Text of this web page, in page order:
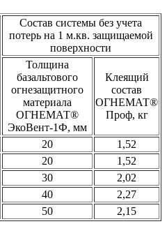
Состав системы без учета
потерь на 1 м.кв. защищаемой
поверхности
Толщина
базальтового
огнезащитного
материала
ОГНЕМАТ®
ЭкоВент-1Ф, мм
Клеящий
состав
ОГНЕМАТ®
Проф, кг
20
1,52
20
1,52
30
2,02
40
2,27
50 2,15